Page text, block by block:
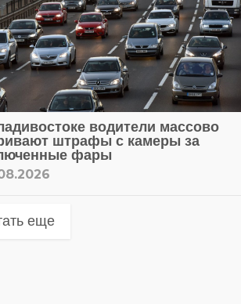
водители массово
штрафы с камеры за
фары
еще